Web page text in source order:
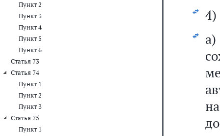
Пункт 2
Пункт 3
Пункт 4
Пункт 5
Пункт 6
Статья 73
Статья 74
Пункт 1
Пункт 2
Пункт 3
Статья 75
Пункт 1